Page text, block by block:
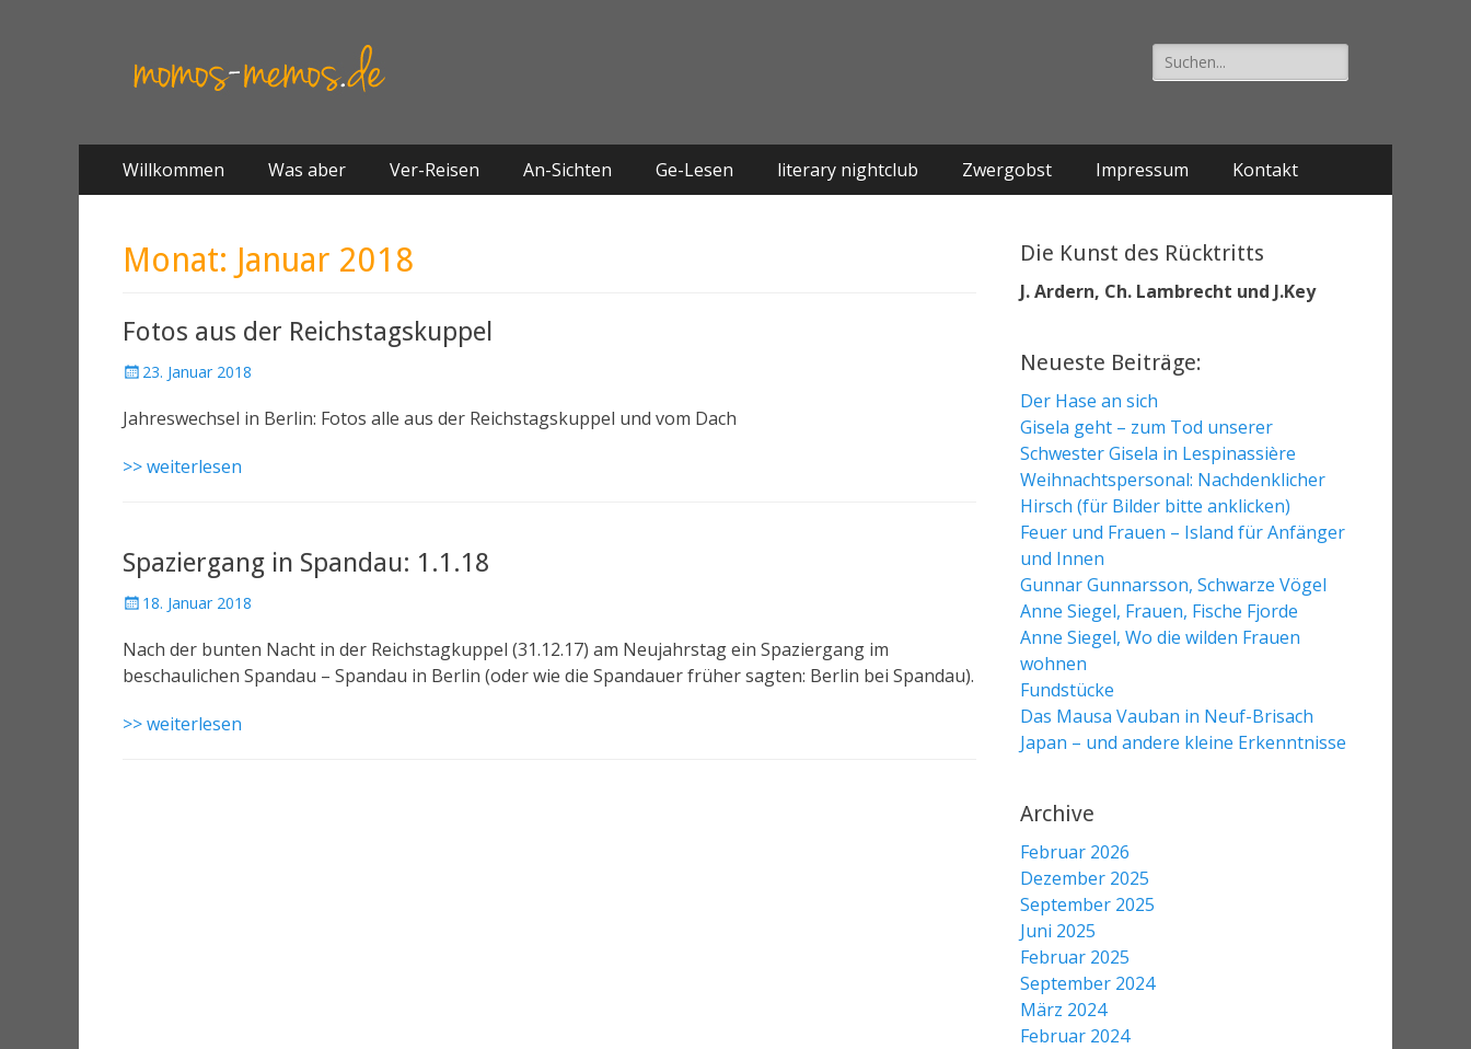
Suche
nach:
Primäres Menü
Springe
zum
Willkommen Was aber Ver-Reisen An-Sichten Ge-Lesen literary nightclub Zwergobst Impressum Kontakt
Monat: Januar 2018
Fotos aus der Reichstagskuppel
23. Januar 2018
Jahreswechsel in Berlin: Fotos alle aus der Reichstagskuppel und vom Dach
>> weiterlesen
Spaziergang in Spandau: 1.1.18
18. Januar 2018
Nach der bunten Nacht in der Reichstagkuppel (31.12.17) am Neujahrstag ein Spaziergang im
beschaulichen Spandau – Spandau in Berlin (oder wie die Spandauer früher sagten: Berlin bei Spandau).
>> weiterlesen
Die Kunst des Rücktritts
J. Ardern, Ch. Lambrecht und J.Key
Neueste Beiträge:
Der Hase an sich
Gisela geht – zum Tod unserer
Schwester Gisela in Lespinassière
Weihnachtspersonal: Nachdenklicher
Hirsch (für Bilder bitte anklicken)
Feuer und Frauen – Island für Anfänger
und Innen
Gunnar Gunnarsson, Schwarze Vögel
Anne Siegel, Frauen, Fische Fjorde
Anne Siegel, Wo die wilden Frauen
wohnen
Fundstücke
Das Mausa Vauban in Neuf-Brisach
Japan – und andere kleine Erkenntnisse
Archive
Februar 2026
Dezember 2025
September 2025
Juni 2025
Februar 2025
September 2024
März 2024
Februar 2024